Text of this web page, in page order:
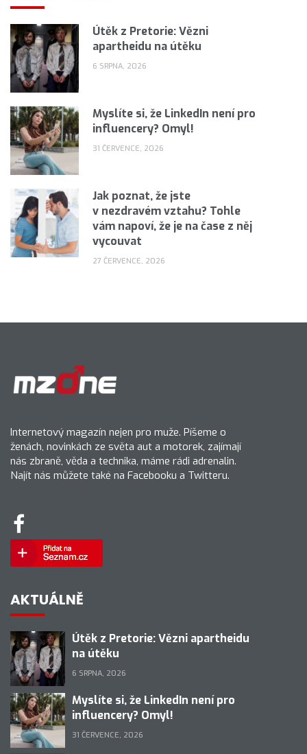
Útěk z Pretorie: Vězni
apartheidu na útěku
6 SRPNA, 2026
Myslíte si, že LinkedIn není pro
influencery? Omyl!
31 ČERVENCE, 2026
Jak poznat, že jste
v nezdravém vztahu? Tohle
vám napoví, že je na čase z něj
vycouvat
27 ČERVENCE, 2026
Internetový magazín nejen pro muže. Píšeme o
ženách, novinkách ze světa aut a motorek, zajímají
nás zbraně, věda a technika, máme rádi adrenalin.
Najít nás můžete také na Facebooku a Twitteru.
AKTUÁLNĚ
Útěk z Pretorie: Vězni apartheidu
na útěku
6 SRPNA, 2026
Myslíte si, že LinkedIn není pro
influencery? Omyl!
31 ČERVENCE, 2026